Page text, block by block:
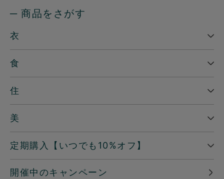
─ 商品をさがす
衣
食
住
美
定期購入【いつでも10%オフ】
開催中のキャンペーン